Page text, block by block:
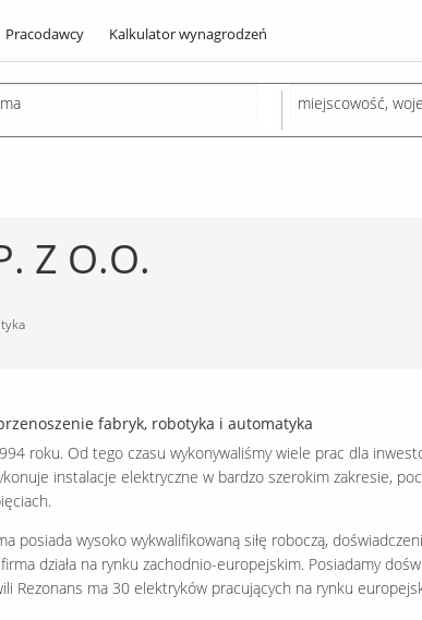
Pracodawcy Kalkulator wynagrodzeń
Z O.O.
fabryk, robotyka i automatyka
roku. Od tego czasu wykonywaliśmy wiele prac dla
instalacje elektryczne w bardzo szerokim zakresie,
posiada wysoko wykwalifikowaną siłę roboczą,
działa na rynku zachodnio-europejskim. Posiadamy
Rezonans ma 30 elektryków pracujących na rynku